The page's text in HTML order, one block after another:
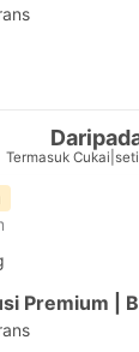
Termasuk Cukai
Premium |